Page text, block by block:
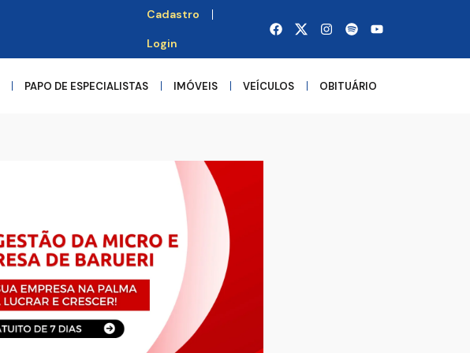
Cadastro
Login
PAPO DE ESPECIALISTAS IMÓVEIS VEÍCULOS OBITUÁRIO